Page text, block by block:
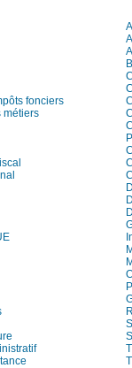
fonciers
métiers